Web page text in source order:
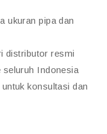
ukuran pipa dan
distributor resmi
seluruh Indonesia
untuk konsultasi dan